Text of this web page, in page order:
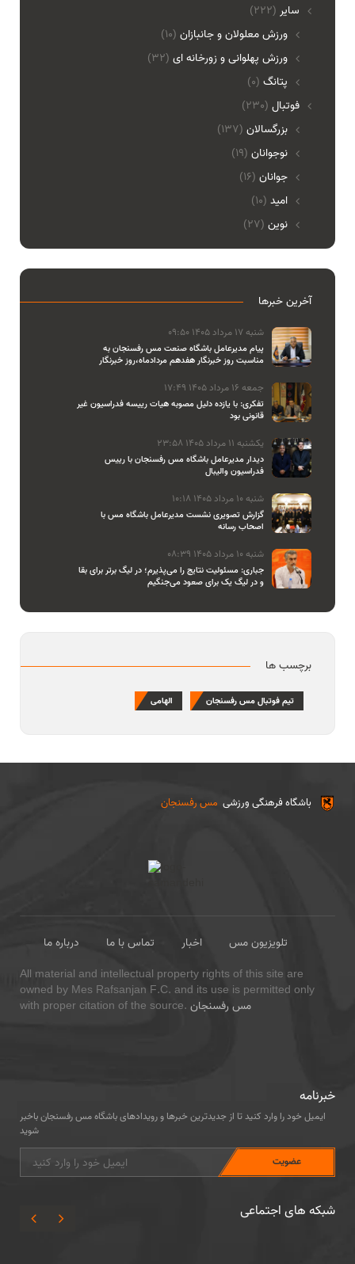
(222) ساير
ورزش معلولان و جانبازان (10)
ورزش پهلوانی و زورخانه ای (32)
پتانگ (0)
(230) فوتبال
بزرگسالان (137)
نوجوانان (19)
جوانان (16)
امید (10)
نوین (27)
آخرین خبرها
شنبه 17 مرداد 1405 09:50
پیام مدیرعامل باشگاه صنعت مس رفسنجان به
مناسبت روز خبرنگار هفدهم مردادماه،روز خبرنگار
جمعه 16 مرداد 1405 17:49
تفکری: با یازده دلیل مصوبه هیات رییسه فدراسیون غیر
قانونی بود
یکشنبه 11 مرداد 1405 23:58
دیدار مدیرعامل باشگاه مس رفسنجان با رییس
فدراسیون والیبال
شنبه 10 مرداد 1405 10:18
گزارش تصویری نشست مدیرعامل باشگاه مس با
اصحاب رسانه
شنبه 10 مرداد 1405 08:39
جباری: مسئولیت نتایج را می‌پذیرم؛ در لیگ برتر برای بقا
و در لیگ یک برای صعود می‌جنگیم
برچسب ها
تیم فوتبال مس رفسنجان الهامی
مس رفسنجان باشگاه فرهنگی ورزشی
درباره ما تماس با ما اخبار
تلویزیون مس
All material and intellectual property rights of this site are
owned by Mes Rafsanjan F.C. and its use is permitted only
with proper citation of the source. مس رفسنجان
خبرنامه
ایمیل خود را وارد کنید تا از جدیدترین خبرها و رویدادهای باشگاه مس رفسنجان باخبر
شوید
شبکه های اجتماعی